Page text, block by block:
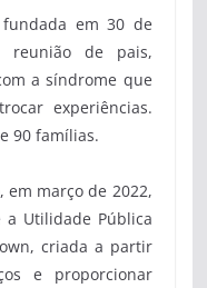
em 30 de
reunião de pais,
a síndrome que
experiências.
90 famílias.
em março de 2022,
Utilidade Pública
criada a partir
e proporcionar